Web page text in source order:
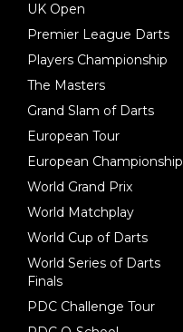
UK Open
Premier League Darts
Players Championship
The Masters
Grand Slam of Darts
European Tour
European Championship
World Grand Prix
World Matchplay
World Cup of Darts
World Series of Darts
Finals
PDC Challenge Tour